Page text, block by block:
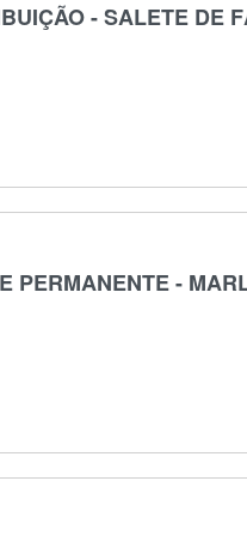
- SALETE DE
PERMANENTE -